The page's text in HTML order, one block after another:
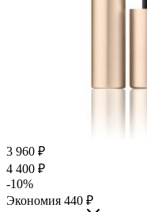
3 960 ₽
4 400 ₽
-10%
Экономия 440 ₽